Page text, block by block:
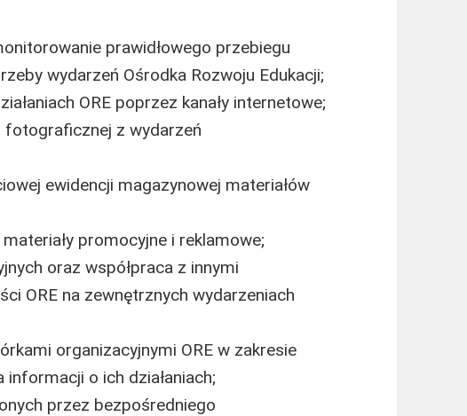
prawidłowego przebiegu
wydarzeń Ośrodka Rozwoju Edukacji;
ORE poprzez kanały internetowe;
z wydarzeń
ewidencji magazynowej materiałów
promocyjne i reklamowe;
oraz współpraca z innymi
ORE na zewnętrznych wydarzeniach
organizacyjnymi ORE w zakresie
o ich działaniach;
przez bezpośredniego